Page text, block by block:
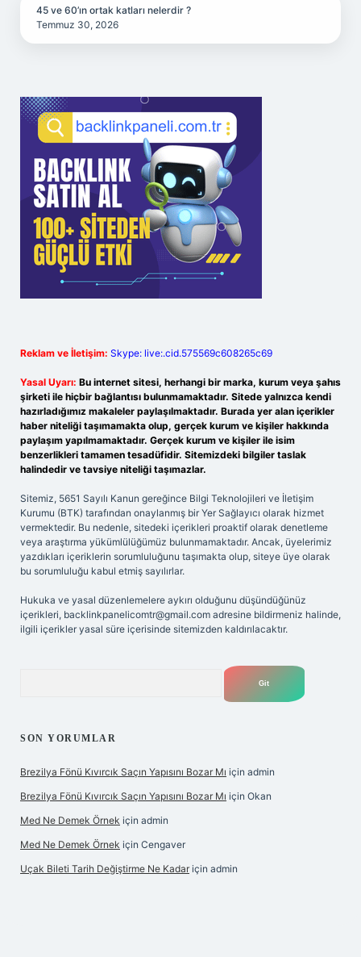
45 ve 60’ın ortak katları nelerdir ?
Temmuz 30, 2026
Reklam ve İletişim: Skype: live:.cid.575569c608265c69
Yasal Uyarı: Bu internet sitesi, herhangi bir marka, kurum veya şahıs
şirketi ile hiçbir bağlantısı bulunmamaktadır. Sitede yalnızca kendi
hazırladığımız makaleler paylaşılmaktadır. Burada yer alan içerikler
haber niteliği taşımamakta olup, gerçek kurum ve kişiler hakkında
paylaşım yapılmamaktadır. Gerçek kurum ve kişiler ile isim
benzerlikleri tamamen tesadüfidir. Sitemizdeki bilgiler taslak
halindedir ve tavsiye niteliği taşımazlar.
Sitemiz, 5651 Sayılı Kanun gereğince Bilgi Teknolojileri ve İletişim
Kurumu (BTK) tarafından onaylanmış bir Yer Sağlayıcı olarak hizmet
vermektedir. Bu nedenle, sitedeki içerikleri proaktif olarak denetleme
veya araştırma yükümlülüğümüz bulunmamaktadır. Ancak, üyelerimiz
yazdıkları içeriklerin sorumluluğunu taşımakta olup, siteye üye olarak
bu sorumluluğu kabul etmiş sayılırlar.
Hukuka ve yasal düzenlemelere aykırı olduğunu düşündüğünüz
içerikleri, backlinkpanelicomtr@gmail.com adresine bildirmeniz halinde,
ilgili içerikler yasal süre içerisinde sitemizden kaldırılacaktır.
SON YORUMLAR
Brezilya Fönü Kıvırcık Saçın Yapısını Bozar Mı için admin
Brezilya Fönü Kıvırcık Saçın Yapısını Bozar Mı için Okan
Med Ne Demek Örnek için admin
Med Ne Demek Örnek için Cengaver
Uçak Bileti Tarih Değiştirme Ne Kadar için admin